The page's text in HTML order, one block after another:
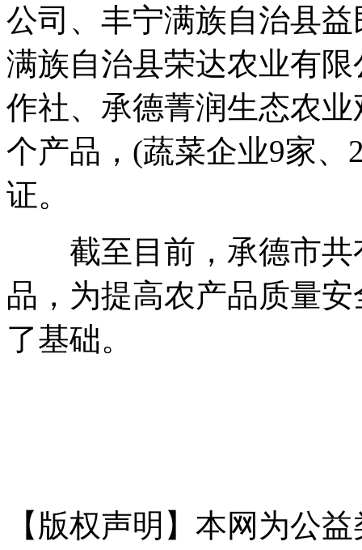
公司、丰宁满族自治县
满族自治县荣达农业有
作社、承德菁润生态农
个产品，(蔬菜企业9家
证。
截至目前，承德市共
品，为提高农产品质量
了基础。
【版权声明】本网为公